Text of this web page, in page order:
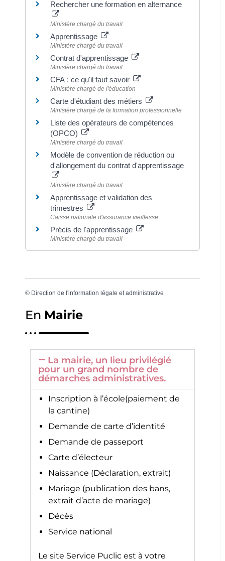
Rechercher une formation en alternance
Ministère chargé du travail
Apprentissage
Ministère chargé du travail
Contrat d'apprentissage
Ministère chargé du travail
CFA : ce qu'il faut savoir
Ministère chargé de l'éducation
Carte d'étudiant des métiers
Ministère chargé de la formation professionnelle
Liste des opérateurs de compétences
(OPCO)
Ministère chargé du travail
Modèle de convention de réduction ou
d'allongement du contrat d'apprentissage
Ministère chargé du travail
Apprentissage et validation des
trimestres
Caisse nationale d'assurance vieillesse
Précis de l'apprentissage
Ministère chargé du travail
© Direction de l'information légale et administrative
En Mairie
La mairie, un lieu privilégié
pour un grand nombre de
démarches administratives.
Inscription à l’école(paiement de
la cantine)
Demande de carte d’identité
Demande de passeport
Carte d’électeur
Naissance (Déclaration, extrait)
Mariage (publication des bans,
extrait d’acte de mariage)
Décès
Service national
Le site Service Puclic est à votre